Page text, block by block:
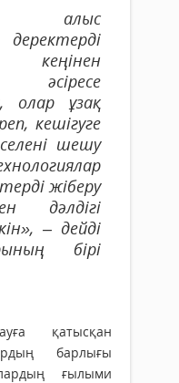
алыс
әсіресе
олар ұзақ
кешігуге
шешу
жіберу
дәлдігі
– дейді
бірі
қатысқан
барлығы
ғылыми